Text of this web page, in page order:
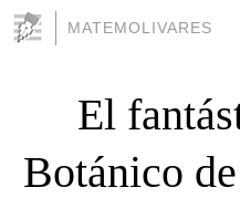
MATEMOLIVARES
El
Botánico